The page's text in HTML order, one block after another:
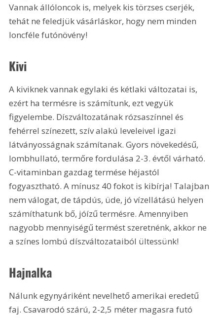
Vannak állóloncok is, melyek kis törzses cserjék,
tehát ne feledjük vásárláskor, hogy nem minden
loncféle futónövény!
Kivi
A kiviknek vannak egylaki és kétlaki változatai is,
ezért ha termésre is számítunk, ezt vegyük
figyelembe. Díszváltozatának rózsaszínnel és
fehérrel színezett, szív alakú leveleivel igazi
látványosságnak számítanak. Gyors növekedésű,
lombhullató, termőre fordulása 2-3. évtől várható.
C-vitaminban gazdag termése héjastól
fogyasztható. A mínusz 40 fokot is kibírja! Talajban
nem válogat, de tápdús, üde, jó vízellátású helyen
számíthatunk bő, jóízű termésre. Amennyiben
nagyobb mennyiségű termést szeretnénk, akkor ne
a színes lombú díszváltozataiból ültessünk!
Hajnalka
Nálunk egynyáriként nevelhető amerikai eredetű
faj. Csavarodó szárú, 2-2,5 méter magasra futó